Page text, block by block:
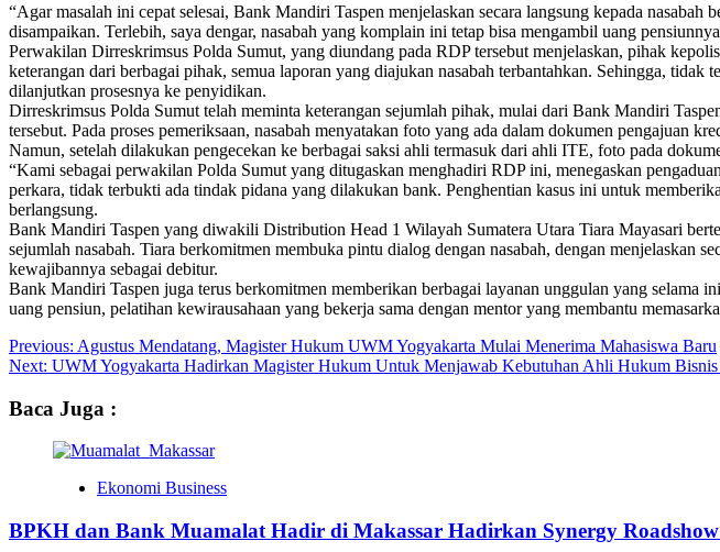
“Agar masalah ini cepat selesai, Bank Mandiri Taspen menjelaskan secara langsung kepada
disampaikan. Terlebih, saya dengar, nasabah yang komplain ini tetap bisa mengambil uang
Perwakilan Dirreskrimsus Polda Sumut, yang diundang pada RDP tersebut menjelaskan, pihak
keterangan dari berbagai pihak, semua laporan yang diajukan nasabah terbantahkan. Sehingga,
dilanjutkan prosesnya ke penyidikan.
Dirreskrimsus Polda Sumut telah meminta keterangan sejumlah pihak, mulai dari Bank Mandiri
tersebut. Pada proses pemeriksaan, nasabah menyatakan foto yang ada dalam dokumen pengajuan
Namun, setelah dilakukan pengecekan ke berbagai saksi ahli termasuk dari ahli ITE, foto pada
“Kami sebagai perwakilan Polda Sumut yang ditugaskan menghadiri RDP ini, menegaskan
perkara, tidak terbukti ada tindak pidana yang dilakukan bank. Penghentian kasus ini untuk
berlangsung.
Bank Mandiri Taspen yang diwakili Distribution Head 1 Wilayah Sumatera Utara Tiara Mayasari
sejumlah nasabah. Tiara berkomitmen membuka pintu dialog dengan nasabah, dengan menjelaskan
kewajibannya sebagai debitur.
Bank Mandiri Taspen juga terus berkomitmen memberikan berbagai layanan unggulan yang selama
uang pensiun, pelatihan kewirausahaan yang bekerja sama dengan mentor yang membantu
Post
navigation
Previous: Agustus Mendatang, Magister Hukum UWM Yogyakarta Mulai Menerima Mahasiswa Baru
Next: UWM Yogyakarta Hadirkan Magister Hukum Untuk Menjawab Kebutuhan Ahli Hukum Bisnis
Baca Juga :
Ekonomi Business
BPKH dan Bank Muamalat Hadir di Makassar Hadirkan Synergy Roadshow